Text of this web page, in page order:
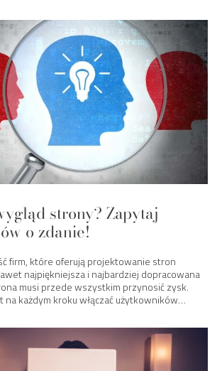
strony? Zapytaj
o zdanie!
firm, które oferują projektowanie stron
najpiękniejsza i najbardziej dopracowana
musi przede wszystkim przynosić zysk.
na każdym kroku włączać użytkowników…